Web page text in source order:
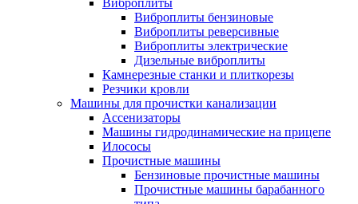
Виброплиты
Виброплиты бензиновые
Виброплиты реверсивные
Виброплиты электрические
Дизельные виброплиты
Камнерезные станки и плиткорезы
Резчики кровли
Машины для прочистки канализации
Ассенизаторы
Машины гидродинамические на прицепе
Илососы
Прочистные машины
Бензиновые прочистные машины
Прочистные машины барабанного